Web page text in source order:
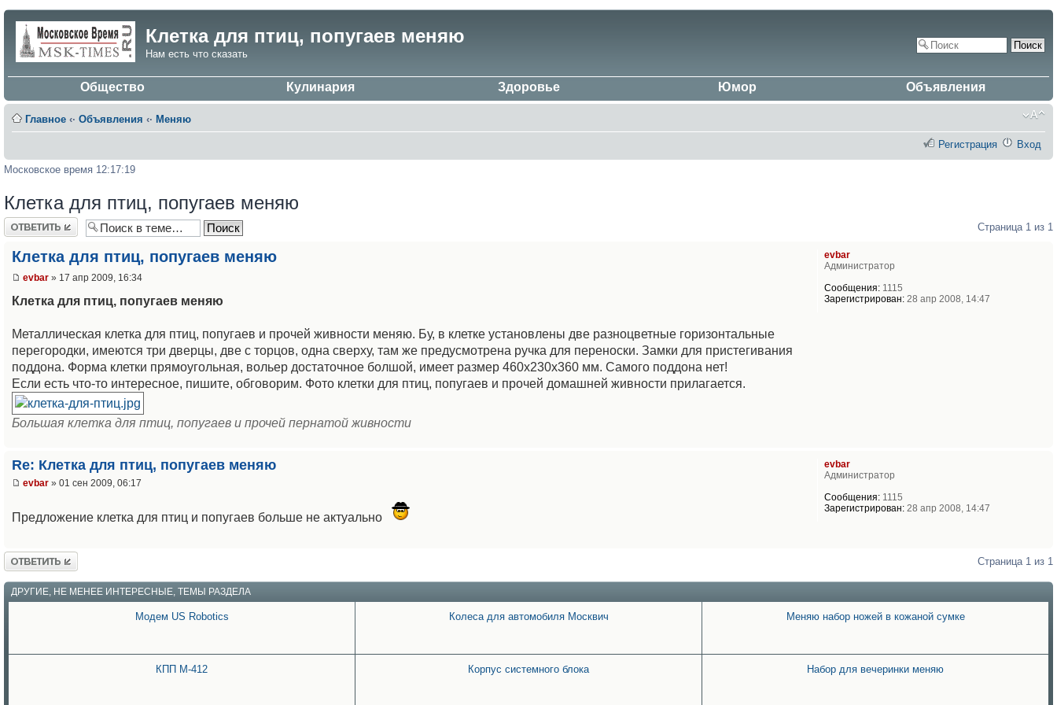
Клетка для птиц, попугаев меняю
Нам есть что сказать
Общество Кулинария Здоровье Юмор Объявления
Главное ‹· Объявления ‹· Меняю
Регистрация Вход
Московское время 12:17:19
Клетка для птиц, попугаев меняю
Ответить Страница 1 из 1
Клетка для птиц, попугаев меняю
evbar » 17 апр 2009, 16:34
Клетка для птиц, попугаев меняю
Металлическая клетка для птиц, попугаев и прочей живности меняю. Бу, в клетке установлены две разноцветные горизонтальные
перегородки, имеются три дверцы, две с торцов, одна сверху, там же предусмотрена ручка для переноски. Замки для пристегивания
поддона. Форма клетки прямоугольная, вольер достаточное болшой, имеет размер 460х230х360 мм. Самого поддона нет!
Если есть что-то интересное, пишите, обговорим. Фото клетки для птиц, попугаев и прочей домашней живности прилагается.
Большая клетка для птиц, попугаев и прочей пернатой живности
evbar
Администратор
Сообщения:1115
Зарегистрирован:28 апр 2008, 14:47
Re: Клетка для птиц, попугаев меняю
evbar » 01 сен 2009, 06:17
Предложение клетка для птиц и попугаев больше не актуально
evbar
Администратор
Сообщения:1115
Зарегистрирован:28 апр 2008, 14:47
Ответить Страница 1 из 1
ДРУГИЕ, НЕ МЕНЕЕ ИНТЕРЕСНЫЕ, ТЕМЫ РАЗДЕЛА
Модем US Robotics Колеса для автомобиля Москвич Меняю набор ножей в кожаной сумке
КПП М-412 Корпус системного блока Набор для вечеринки меняю